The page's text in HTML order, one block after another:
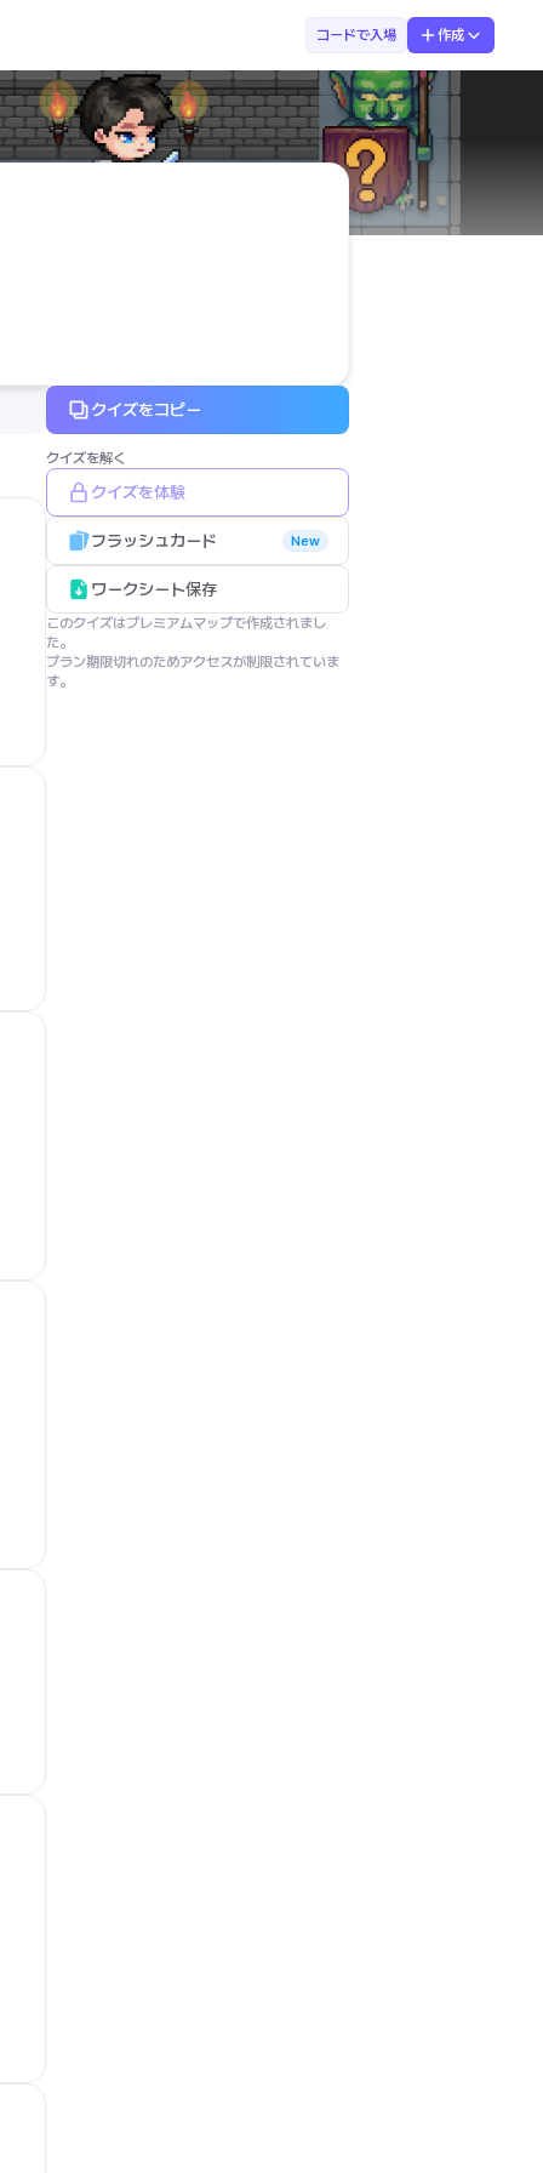
コードで入場 作成
まなぶてらす　ひがしだ先生
クイズをコピー
クイズを解く
クイズを体験
フラッシュカード New
ワークシート保存
このクイズはプレミアムマップで作成されまし
た。
プラン期限切れのためアクセスが制限されていま
す。